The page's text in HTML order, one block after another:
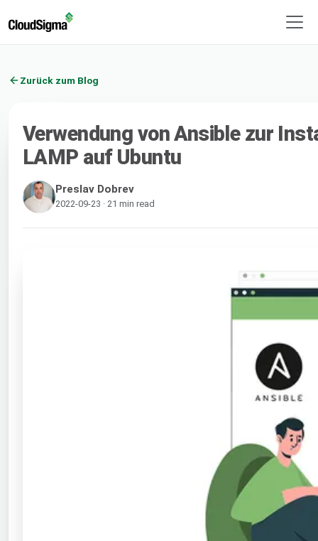
Zurück zum Blog
Verwendung von Ansible zur
LAMP auf Ubuntu
Preslav Dobrev
2022-09-23 · 21 min read